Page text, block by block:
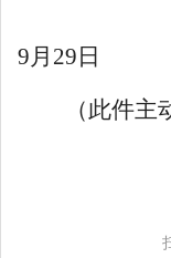
9月 29 日
（此件主